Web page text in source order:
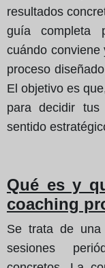
resultados
guía completa
cuándo conviene
proceso
El objetivo es
para decidir
sentido
Qué es y
coaching
Se trata de una
sesiones